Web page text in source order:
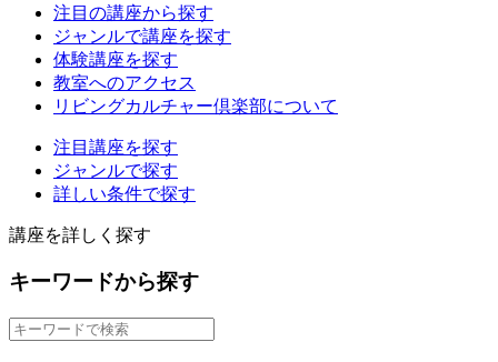
注目の講座から探す
ジャンルで講座を探す
体験講座を探す
教室へのアクセス
リビングカルチャー倶楽部について
注目講座を探す
ジャンルで探す
詳しい条件で探す
講座を詳しく探す
キーワードから探す